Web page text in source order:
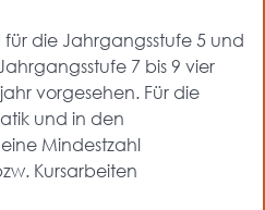
die Jahrgangsstufe 5 und
7 bis 9 vier
vorgesehen. Für die
und in den
Mindestzahl
Kursarbeiten